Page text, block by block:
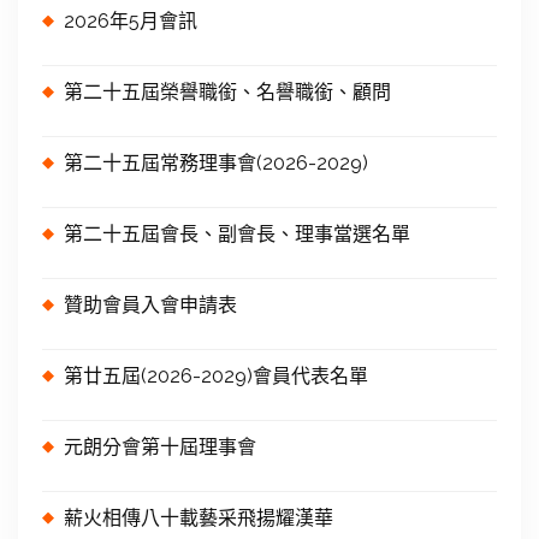
2026年5月會訊
第二十五屆榮譽職銜、名譽職銜、顧問
第二十五屆常務理事會(2026-2029)
第二十五屆會長、副會長、理事當選名單
贊助會員入會申請表
第廿五屆(2026-2029)會員代表名單
元朗分會第十屆理事會
薪火相傳八十載藝采飛揚耀漢華